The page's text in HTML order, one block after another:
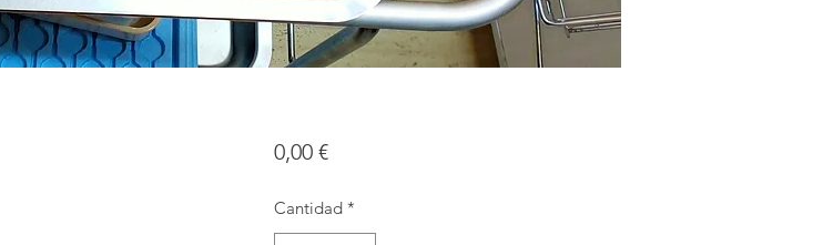
0,00 €Precio
Cantidad *